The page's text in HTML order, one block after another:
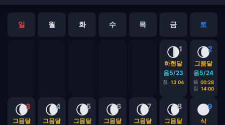
일 월 화 수 목 금 토
1
🌗
하현달
음5/23
짐 13:04
2
🌘
그믐달
음5/24
뜸 00:28
짐 14:00
3
🌘
그믐달
4
🌘
그믐달
5
🌘
그믐달
6
🌘
그믐달
7
🌘
그믐달
8
🌘
그믐달
9
🌑
삭